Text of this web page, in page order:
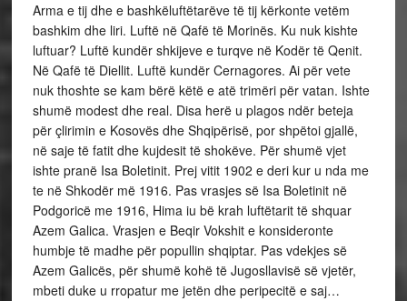
Arma e tij dhe e bashkëluftëtarëve të tij kërkonte vetëm
bashkim dhe liri. Luftë në Qafë të Morinës. Ku nuk kishte
luftuar? Luftë kundër shkijeve e turqve në Kodër të Qenit.
Në Qafë të Diellit. Luftë kundër Cernagores. Ai për vete
nuk thoshte se kam bërë këtë e atë trimëri për vatan. Ishte
shumë modest dhe real. Disa herë u plagos ndër beteja
për çlirimin e Kosovës dhe Shqipërisë, por shpëtoi gjallë,
në saje të fatit dhe kujdesit të shokëve. Për shumë vjet
ishte pranë Isa Boletinit. Prej vitit 1902 e deri kur u nda me
te në Shkodër më 1916. Pas vrasjes së Isa Boletinit në
Podgoricë me 1916, Hima iu bë krah luftëtarit të shquar
Azem Galica. Vrasjen e Beqir Vokshit e konsideronte
humbje të madhe për popullin shqiptar. Pas vdekjes së
Azem Galicës, për shumë kohë të Jugosllavisë së vjetër,
mbeti duke u rropatur me jetën dhe peripecitë e saj…